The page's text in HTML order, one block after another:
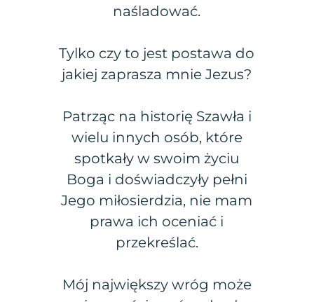
naśladować.
Tylko czy to jest postawa do
jakiej zaprasza mnie Jezus?
Patrząc na historię Szawła i
wielu innych osób, które
spotkały w swoim życiu
Boga i doświadczyły pełni
Jego miłosierdzia, nie mam
prawa ich oceniać i
przekreślać.
Mój największy wróg może